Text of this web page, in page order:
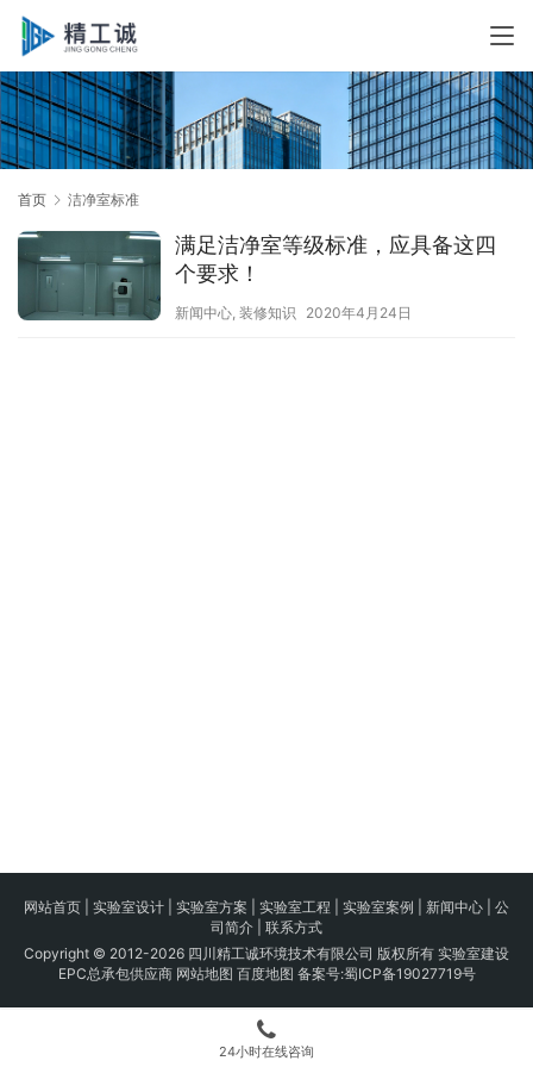
首页 洁净室标准
满足洁净室等级标准，应具备这四
个要求！
新闻中心 装修知识 2020年4月24日
网站首页 实验室设计 实验室方案 实验室工程 实验室案例 新闻中心
公
司简介
联系方式
Copyright © 2012-2026 四川精工诚环境技术有限公司 版权所有 实验室建设
EPC总承包供应商 网站地图 百度地图 备案号:蜀ICP备19027719号
24小时在线咨询